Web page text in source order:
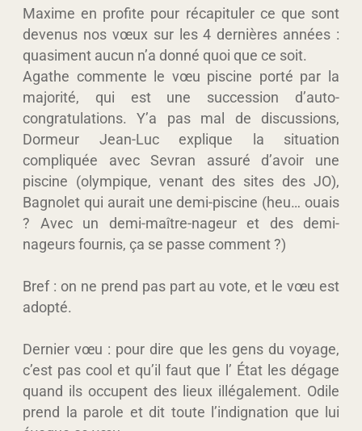
Maxime en profite pour récapituler ce que sont
devenus nos vœux sur les 4 dernières années :
quasiment aucun n’a donné quoi que ce soit.
Agathe commente le vœu piscine porté par la
majorité, qui est une succession d’auto-
congratulations. Y’a pas mal de discussions,
Dormeur Jean-Luc explique la situation
compliquée avec Sevran assuré d’avoir une
piscine (olympique, venant des sites des JO),
Bagnolet qui aurait une demi-piscine (heu… ouais
? Avec un demi-maître-nageur et des demi-
nageurs fournis, ça se passe comment ?)
Bref : on ne prend pas part au vote, et le vœu est
adopté.
Dernier vœu : pour dire que les gens du voyage,
c’est pas cool et qu’il faut que l’ État les dégage
quand ils occupent des lieux illégalement. Odile
prend la parole et dit toute l’indignation que lui